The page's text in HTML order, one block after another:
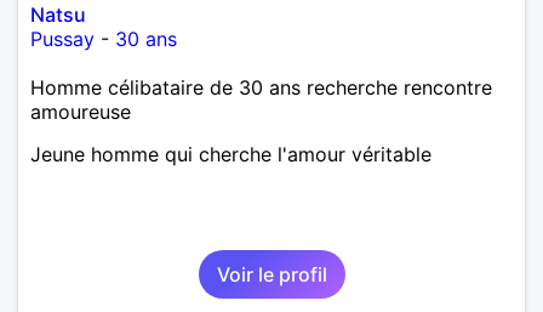
Natsu
Pussay - 30 ans
Homme célibataire de 30 ans recherche rencontre
amoureuse
Jeune homme qui cherche l'amour véritable
Voir le profil